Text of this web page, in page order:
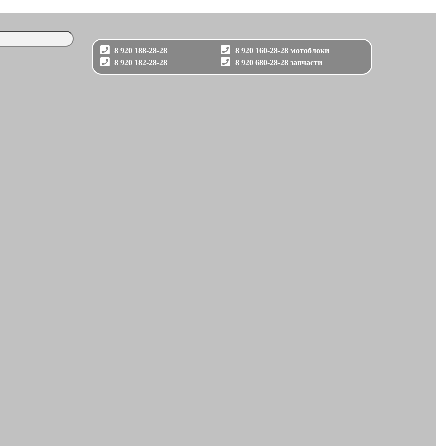
8 920 188-28-28
8 920 182-28-28
8 920 160-28-28 мотоблоки
8 920 680-28-28 запчасти